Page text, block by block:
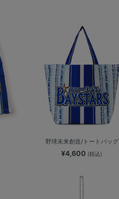
野球未来創造/トートバッグ
¥4,600 (税込)